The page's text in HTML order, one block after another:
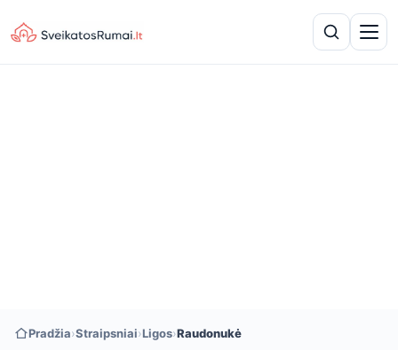
Pradžia›Straipsniai›Ligos›Raudonukė